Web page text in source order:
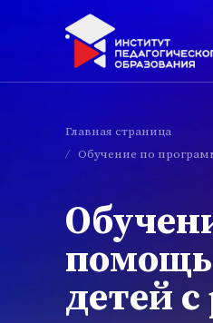
Главная страница
/
Обучение по
помощь
детей